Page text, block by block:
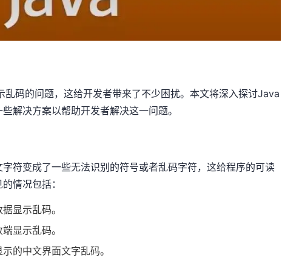
码的问题，这给开发者带来了不少困扰。本文将深入探讨Java
解决方案以帮助开发者解决这一问题。
符变成了一些无法识别的符号或者乱码字符，这给程序的可读
情况包括：
显示乱码。
显示乱码。
的中文界面文字乱码。